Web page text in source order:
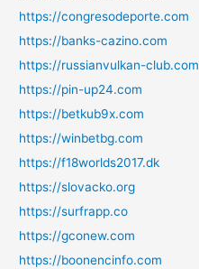
https://congresodeporte.com
https://banks-cazino.com
https://russianvulkan-club.com
https://pin-up24.com
https://betkub9x.com
https://winbetbg.com
https://f18worlds2017.dk
https://slovacko.org
https://surfrapp.co
https://gconew.com
https://boonencinfo.com